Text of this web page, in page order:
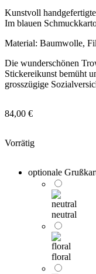
Kunstvoll
Im blauen
Material: Baumwolle,
Die wunderschönen
Stickereikunst bemüht
grosszügige
84,00 €
Vorrätig
optionale
neutral
floral